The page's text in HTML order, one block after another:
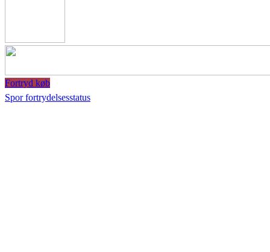
Fortryd køb
Spor fortrydelsesstatus